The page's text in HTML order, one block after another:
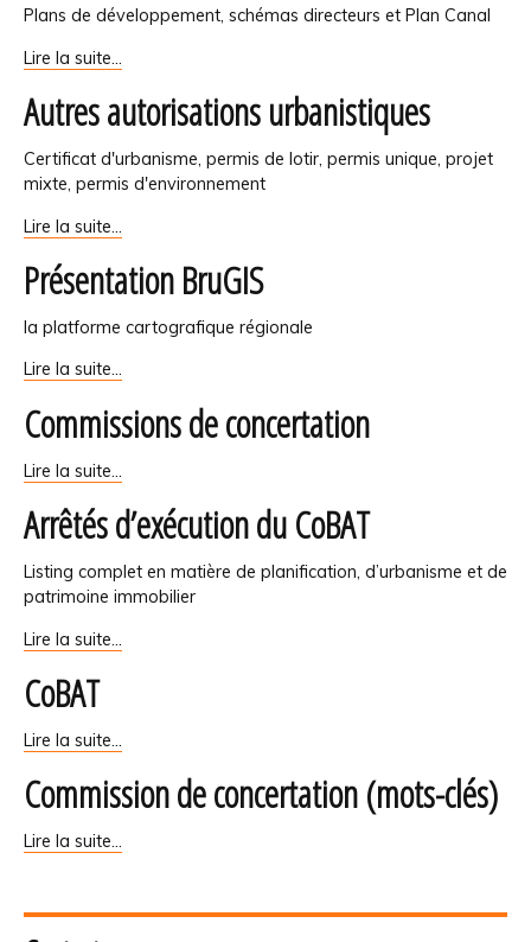
-Plans de développement, schémas directeurs et Plan Canal
Plans
-
Lire la suite…
Autres autorisations urbanistiques
Certificat d'urbanisme, permis de lotir, permis unique, projet
mixte, permis d'environnement
Autres
urbanistiques
-
Lire la suite…
Présentation BruGIS
la platforme cartografique régionale
Présentation
-
Lire la suite…
Commissions de concertation
Commissions
concertation
-
Lire la suite…
Arrêtés d’exécution du CoBAT
Listing complet en matière de planification, d’urbanisme et de
patrimoine immobilier
Arrêtés
du
CoBAT
-
Lire la suite…
CoBAT
CoBAT
Lire la suite…
Commission de concertation (mots-clés)
Commission
(mots-
Lire la suite…